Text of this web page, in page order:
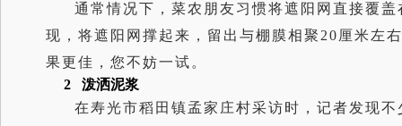
通常情况下，菜农朋友习惯将遮阳网直接覆
现，将遮阳网撑起来，留出与棚膜相聚20厘米左
果更佳，您不妨一试。
2 泼洒泥浆
在寿光市稻田镇孟家庄村采访时，记者发现